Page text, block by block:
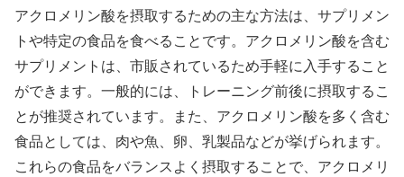
アクロメリン酸を摂取するための主な方法は、サプリメン
トや特定の食品を食べることです。アクロメリン酸を含む
サプリメントは、市販されているため手軽に入手すること
ができます。一般的には、トレーニング前後に摂取するこ
とが推奨されています。また、アクロメリン酸を多く含む
食品としては、肉や魚、卵、乳製品などが挙げられます。
これらの食品をバランスよく摂取することで、アクロメリ